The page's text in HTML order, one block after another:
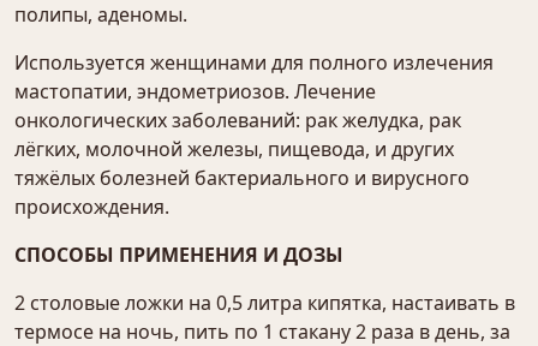
полипы, аденомы.
Используется женщинами для полного излечения
мастопатии, эндометриозов. Лечение
онкологических заболеваний: рак желудка, рак
лёгких, молочной железы, пищевода, и других
тяжёлых болезней бактериального и вирусного
происхождения.
СПОСОБЫ ПРИМЕНЕНИЯ И ДОЗЫ
2 столовые ложки на 0,5 литра кипятка, настаивать в
термосе на ночь, пить по 1 стакану 2 раза в день, за